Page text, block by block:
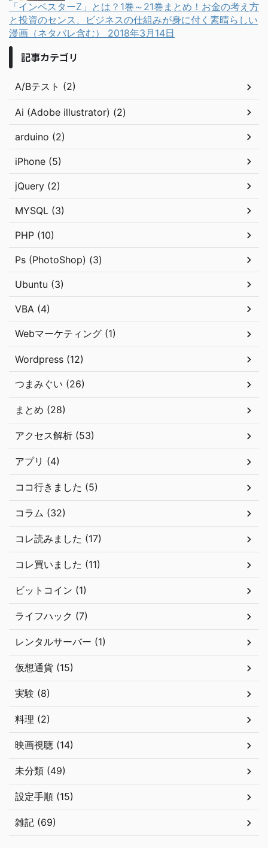
「インベスターZ」とは？1巻～21巻まとめ！お金の考え方
と投資のセンス、ビジネスの仕組みが身に付く素晴らしい
漫画（ネタバレ含む） 2018年3月14日
記事カテゴリ
A/Bテスト (2)
Ai (Adobe illustrator) (2)
arduino (2)
iPhone (5)
jQuery (2)
MYSQL (3)
PHP (10)
Ps (PhotoShop) (3)
Ubuntu (3)
VBA (4)
Webマーケティング (1)
Wordpress (12)
つまみぐい (26)
まとめ (28)
アクセス解析 (53)
アプリ (4)
ココ行きました (5)
コラム (32)
コレ読みました (17)
コレ買いました (11)
ビットコイン (1)
ライフハック (7)
レンタルサーバー (1)
仮想通貨 (15)
実験 (8)
料理 (2)
映画視聴 (14)
未分類 (49)
設定手順 (15)
雑記 (69)